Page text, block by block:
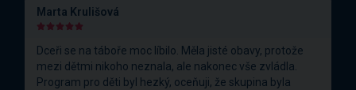
Marta Krulišová
    
Dceři se na táboře moc líbilo. Měla jisté obavy, protože
mezi dětmi nikoho neznala, ale nakonec vše zvládla.
Program pro děti byl hezký, oceňuji, že skupina byla